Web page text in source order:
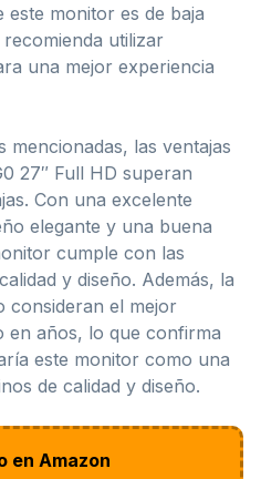
este monitor es de baja
utilizar
una mejor experiencia
mencionadas, las ventajas
27″ Full HD superan
Con una excelente
elegante y una buena
cumple con las
y diseño. Además, la
consideran el mejor
en años, lo que confirma
este monitor como una
de calidad y diseño.
en Amazon